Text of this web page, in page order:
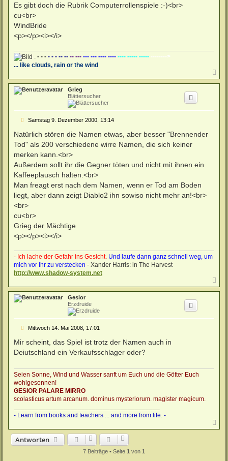
r
a
g
Es gibt doch die Rubrik Computerrollenspiele :-)<br>
cu<br>
WindBride
<p></p><i></i>
. - - - - - - -- -- -- --- --- --- ---- ---- ---- ----- ----- -------->
... like clouds, rain or the wind
a
c
Grieg
Blättersucher
B
i
a
g
Samstag 9. Dezember 2000, 13:14
Natürlich stören die Namen etwas, aber besser "Brennender
Tod" als 200 verschiedene wirre Namen, die sich keiner
merken kann.<br>
Außerdem sollt ihr die Gegner töten und nicht mit ihnen ein
Kaffeeplausch halten.<br>
Man freagt erst nach dem Namen, wenn er Tod am Boden
liegt, aber dann zeigt Diablo2 ihn sowiso nicht mehr an!<br>
<br>
cu<br>
Grieg der Mächtige
<p></p><i></i>
- Ich lache der Gefahr ins Gesicht. Und laufe dann ganz schnell weg, um
mich vor Ihr zu verstecken - Xander Harris: in The Harvest
http://www.shadow-system.net
a
c
Gesior
Erzdruide
B
i
r
Mittwoch 14. Mai 2008, 17:01
Mir scheint, das Spiel ist trotz der Namen auch in
Deiutschland ein Verkaufsschlager oder?
Seien Sonne, Wind und Wasser sanft um Euch und die Götter Euch
wohlgesonnen!
GESIOR PALARE MIRRO
scolasticus artum arcanum. dominus mysteriorum. magister magicum.
- Learn from books and teachers ... and more from life. -
a
Antworten
7 Beiträge • Seite 1 von 1